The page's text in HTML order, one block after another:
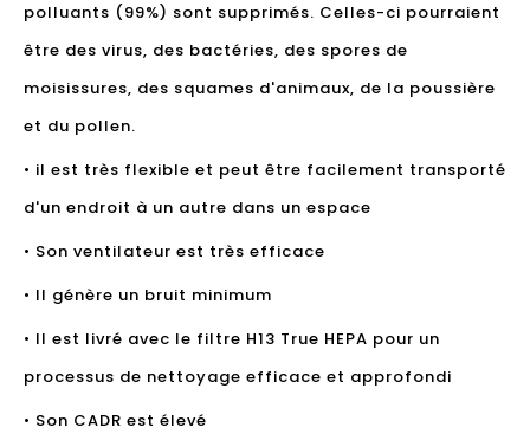
polluants (99%) sont supprimés. Celles-ci pourraient
être des virus, des bactéries, des spores de
moisissures, des squames d'animaux, de la poussière
et du pollen.
• il est très flexible et peut être facilement transporté
d'un endroit à un autre dans un espace
• Son ventilateur est très efficace
• Il génère un bruit minimum
• Il est livré avec le filtre H13 True HEPA pour un
processus de nettoyage efficace et approfondi
• Son CADR est élevé